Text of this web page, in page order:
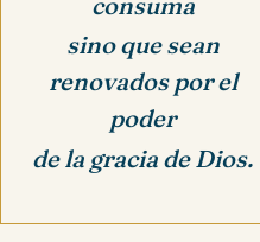
sino que sean
renovados por el
poder
de la gracia de Dios.